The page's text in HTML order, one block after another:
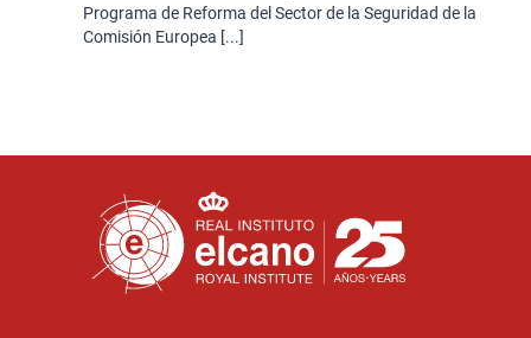
Programa de Reforma del Sector de la Seguridad de la
Comisión Europea [...]